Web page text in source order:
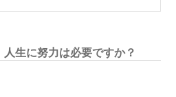
生に努力は必要ですか？